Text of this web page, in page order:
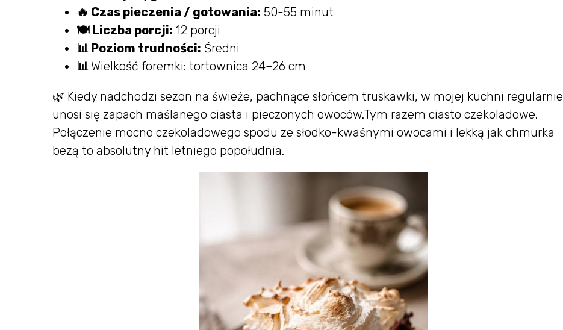
🔥 Czas pieczenia / gotowania: 50-55 minut
🍽 Liczba porcji: 12 porcji
📊 Poziom trudności: Średni
📊 Wielkość foremki: tortownica 24–26 cm
🌿 Kiedy nadchodzi sezon na świeże, pachnące słońcem truskawki, w mojej kuchni regularnie
unosi się zapach maślanego ciasta i pieczonych owoców.Tym razem ciasto czekoladowe.
Połączenie mocno czekoladowego spodu ze słodko-kwaśnymi owocami i lekką jak chmurka
bezą to absolutny hit letniego popołudnia.